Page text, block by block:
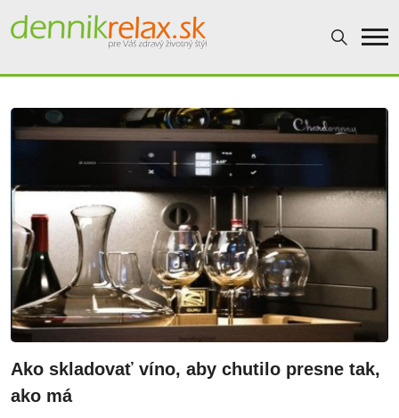
Dennikrelax
Ako skladovať víno, aby chutilo presne tak,
ako má